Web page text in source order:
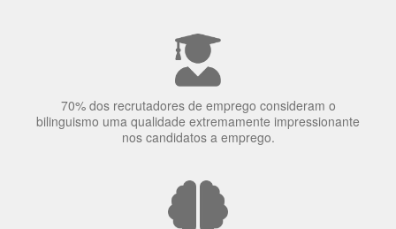
70% dos recrutadores de emprego consideram o
bilinguismo uma qualidade extremamente impressionante
nos candidatos a emprego.